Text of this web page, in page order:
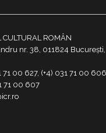
CULTURAL ROMÂN
nr. 38, 011824 București,
71 00 627, (+4) 031 71 00 606
71 00 607